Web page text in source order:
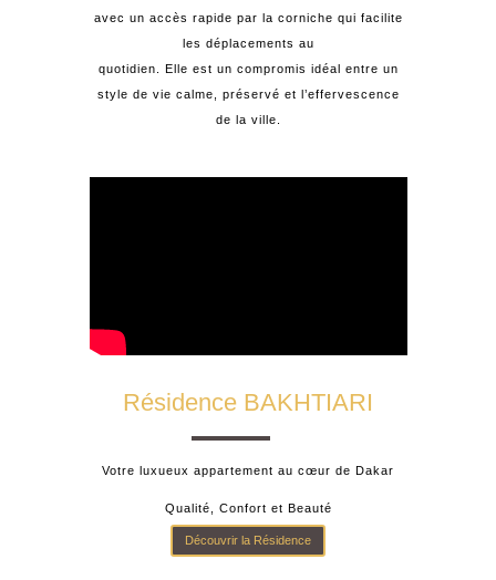
avec un accès rapide par la corniche qui facilite
les déplacements au
quotidien. Elle est un compromis idéal entre un
style de vie calme, préservé et l’effervescence
de la ville.
Résidence BAKHTIARI
Votre luxueux appartement au cœur de Dakar
Qualité, Confort et Beauté
Découvrir la Résidence